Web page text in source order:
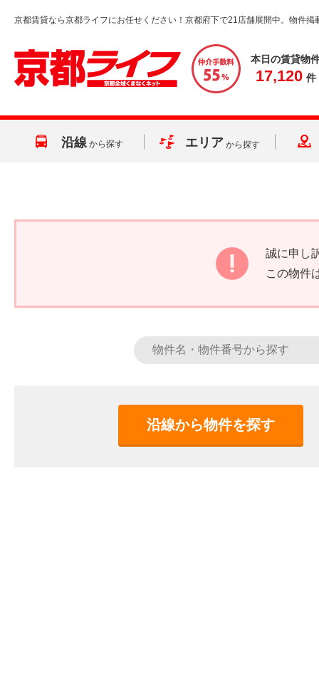
京都賃貸なら京都ライフにお任せください！京都府下で21店舗展開中。物件掲
本日の賃貸物
17,120 件
沿線 から探す エリア から探す
誠に申し
この物件
沿線から物件を探す